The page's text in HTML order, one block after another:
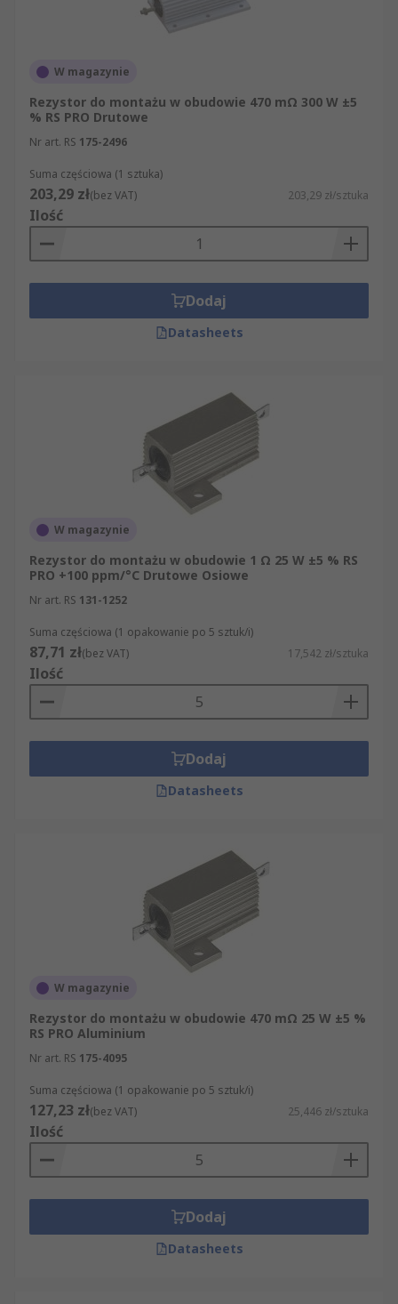
temperaturowy współczynnik rezystancji. Innymi
sama (stała) w szerokim zakresie temperatury.
W magazynie
Rezystor do montażu w obudowie 470 mΩ 300 W ±5
% RS PRO Drutowe
Nr art. RS 175-2496
Suma częściowa (1 sztuka)
203,29 zł(bez VAT) 203,29 zł/sztuka
Ilość
Dodaj
Datasheets
W magazynie
Rezystor do montażu w obudowie 1 Ω 25 W ±5 % RS
PRO +100 ppm/°C Drutowe Osiowe
Nr art. RS 131-1252
Suma częściowa (1 opakowanie po 5 sztuk/i)
87,71 zł(bez VAT) 17,542 zł/sztuka
Ilość
Dodaj
Datasheets
W magazynie
Rezystor do montażu w obudowie 470 mΩ 25 W ±5 %
RS PRO Aluminium
Nr art. RS 175-4095
Suma częściowa (1 opakowanie po 5 sztuk/i)
127,23 zł(bez VAT) 25,446 zł/sztuka
Ilość
Dodaj
Datasheets